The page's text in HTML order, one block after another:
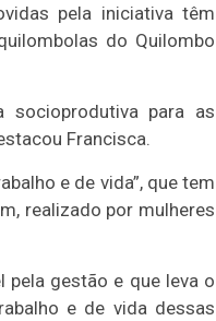
pela iniciativa têm
do Quilombo
socioprodutiva para as
Francisca.
e de vida”, que tem
realizado por mulheres
pela gestão e que leva o
e de vida dessas